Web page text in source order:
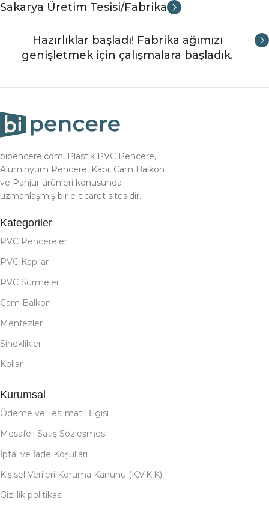
Sakarya Üretim Tesisi/Fabrika
Hazırlıklar başladı! Fabrika ağımızı
genişletmek için çalışmalara başladık.
bipencere.com, Plastik PVC Pencere,
Alüminyum Pencere, Kapı, Cam Balkon
ve Panjur ürünleri konusunda
uzmanlaşmış bir e-ticaret sitesidir.
Kategoriler
PVC Pencereler
PVC Kapılar
PVC Sürmeler
Cam Balkon
Menfezler
Sineklikler
Kollar
Kurumsal
Ödeme ve Teslimat Bilgisi
Mesafeli Satış Sözleşmesi
İptal ve İade Koşulları
Kişisel Verileri Koruma Kanunu (K.V.K.K)
Gizlilik politikası